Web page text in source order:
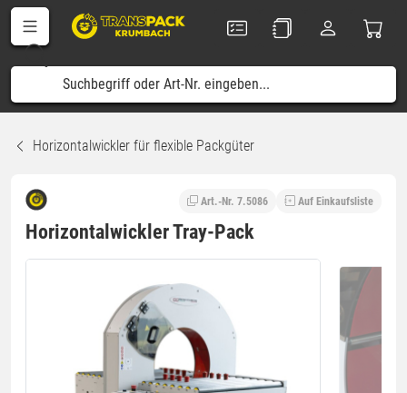
Horizontalwickler für flexible Packgüter
Art.-Nr. 7.5086 Auf Einkaufsliste
Horizontalwickler Tray-Pack